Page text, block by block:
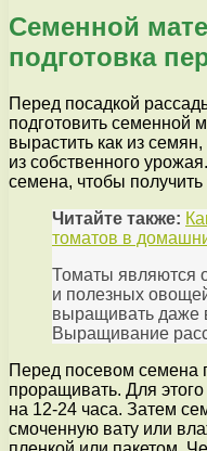
Семенной
подготовка
Перед посадкой
подготовить семенной
вырастить как из
из собственного
семена, чтобы
Читайте также:
томатов в
Томаты являются
и полезных
выращивать даже
Выращивание
Перед посевом семена
проращивать. Для
на 12-24 часа. Затем
смоченную вату или